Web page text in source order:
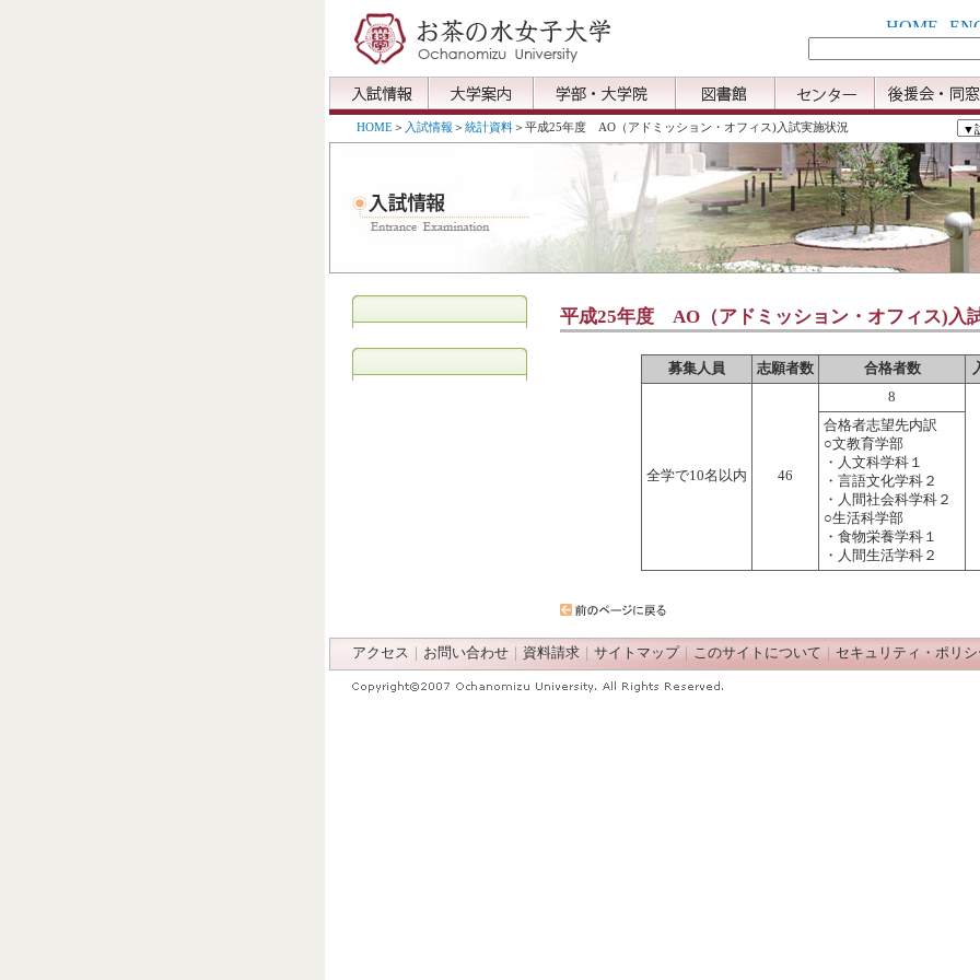
HOME ＞ 入試情報 ＞ 統計資料 ＞平成25年度 AO（アドミッション・オフィス)入試実施状況
平成25年度 AO（アドミッション・オフィス)入
募集人員 志願者数 合格者数
全学で10名以内 46
8
合格者志望先内訳
○文教育学部
・人文科学科１
・言語文化学科２
・人間社会科学科２
○生活科学部
・食物栄養学科１
・人間生活学科２
アクセス お問い合わせ 資料請求 サイトマップ このサイトについて セキュリティ・ポリ